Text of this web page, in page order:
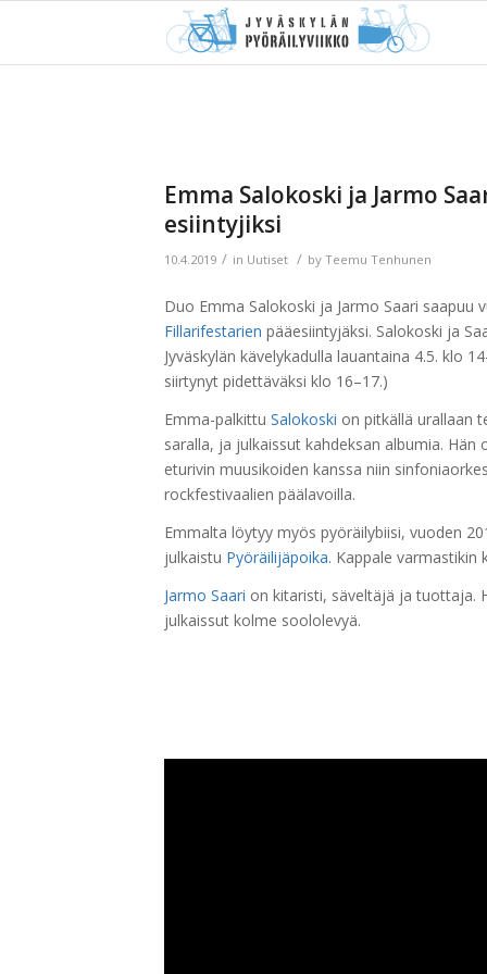
Emma Salokoski ja Jarmo
esiintyjiksi
10.4.2019 / in Uutiset / by Teemu Tenhunen
Duo Emma Salokoski ja Jarmo Saari saapuu
Fillarifestarien pääesiintyjäksi. Salokoski ja
Jyväskylän kävelykadulla lauantaina 4.5. klo
siirtynyt pidettäväksi klo 16–17.)
Emma-palkittu Salokoski on pitkällä urallaan
saralla, ja julkaissut kahdeksan albumia. Hän
eturivin muusikoiden kanssa niin
rockfestivaalien päälavoilla.
Emmalta löytyy myös pyöräilybiisi, vuoden
julkaistu Pyöräilijäpoika. Kappale varmastikin
Jarmo Saari on kitaristi, säveltäjä ja tuottaja.
julkaissut kolme soololevyä.